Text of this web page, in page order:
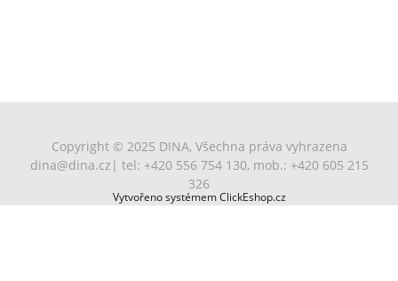
Copyright © 2025 DINA, Všechna práva vyhrazena
dina@dina.cz | tel: +420 556 754 130, mob.: +420 605 215
326
Vytvořeno systémem ClickEshop.cz